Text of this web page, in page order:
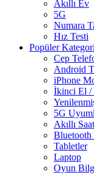
Akıllı Ev
5G
Numara
Hız Testi
Popüler
Cep
Android
iPhone
İkinci El /
5G
Akıllı
Bluetooth
Tabletler
Laptop
Oyun